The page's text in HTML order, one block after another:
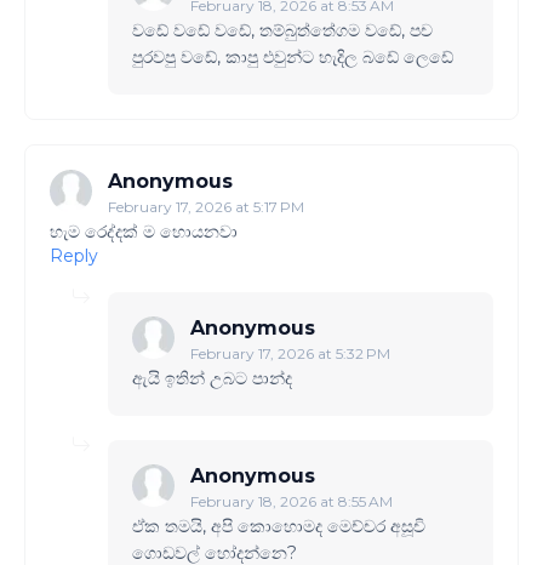
February 18, 2026 at 8:53 AM
වඩේ වඩේ වඩේ, තම්බුත්තේගම වඩේ, පච
පුරවපු වඩේ, කාපු එවුන්ට හැදිල බඩේ ලෙඩේ
Anonymous
February 17, 2026 at 5:17 PM
හැම රෙද්දක් ම හොයනවා
Reply
Anonymous
February 17, 2026 at 5:32 PM
ඇයි ඉතින් උබට පාන්ද
Anonymous
February 18, 2026 at 8:55 AM
ඒක තමයි, අපි කොහොමද මෙච්චර අසූචි
ගොඩවල් හෝදන්නෙ?